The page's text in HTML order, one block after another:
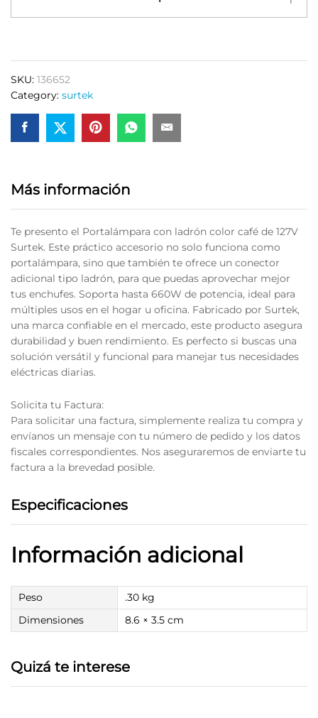
Portalámpara
color
café
quantity
SKU: 136652
Category: surtek
Más información
Te presento el Portalámpara con ladrón color café de 127V
Surtek. Este práctico accesorio no solo funciona como
portalámpara, sino que también te ofrece un conector
adicional tipo ladrón, para que puedas aprovechar mejor
tus enchufes. Soporta hasta 660W de potencia, ideal para
múltiples usos en el hogar u oficina. Fabricado por Surtek,
una marca confiable en el mercado, este producto asegura
durabilidad y buen rendimiento. Es perfecto si buscas una
solución versátil y funcional para manejar tus necesidades
eléctricas diarias.
Solicita tu Factura:
Para solicitar una factura, simplemente realiza tu compra y
envíanos un mensaje con tu número de pedido y los datos
fiscales correspondientes. Nos aseguraremos de enviarte tu
factura a la brevedad posible.
Especificaciones
Información adicional
Peso
.30 kg
Dimensiones
8.6 × 3.5 cm
Quizá te interese